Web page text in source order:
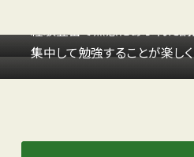
集中して勉強することが楽し